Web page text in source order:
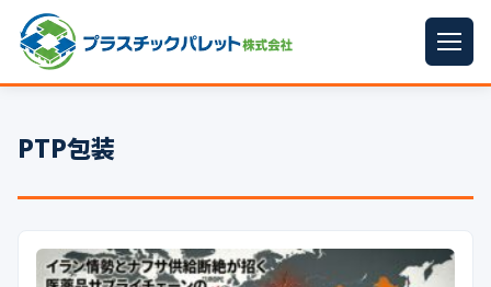
パレットサイズ
プラパレット ▼
コンテナ ▼
PTP包装